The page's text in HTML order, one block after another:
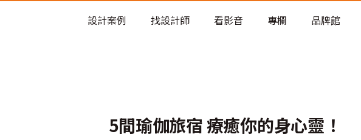
老屋預算分配與高 CP 值煥新術
設計案例 找設計師 看影音 專欄 品牌館
5間瑜伽旅宿 療癒你的身心靈！